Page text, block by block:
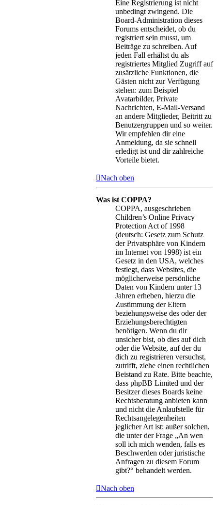
Eine Registrierung ist nicht
unbedingt zwingend. Die
Board-Administration dieses
Forums entscheidet, ob du
registriert sein musst, um
Beiträge zu schreiben. Auf
jeden Fall erhältst du als
registriertes Mitglied Zugriff auf
zusätzliche Funktionen, die
Gästen nicht zur Verfügung
stehen: zum Beispiel
Avatarbilder, Private
Nachrichten, E-Mail-Versand
an andere Mitglieder, Beitritt zu
Benutzergruppen und so weiter.
Wir empfehlen dir eine
Anmeldung, da sie schnell
erledigt ist und dir zahlreiche
Vorteile bietet.
Nach oben
Was ist COPPA?
COPPA, ausgeschrieben
Children’s Online Privacy
Protection Act of 1998
(deutsch: Gesetz zum Schutz
der Privatsphäre von Kindern
im Internet von 1998) ist ein
Gesetz in den USA, welches
festlegt, dass Websites, die
möglicherweise persönliche
Daten von Kindern unter 13
Jahren erheben, hierzu die
Zustimmung der Eltern
beziehungsweise des oder der
Erziehungsberechtigten
benötigen. Wenn du dir
unsicher bist, ob dies auf dich
oder die Website, auf der du
dich zu registrieren versuchst,
zutrifft, ziehe einen rechtlichen
Beistand zu Rate. Bitte beachte,
dass phpBB Limited und der
Besitzer dieses Boards keine
Rechtsberatung anbieten kann
und nicht die Anlaufstelle für
Rechtsangelegenheiten
jeglicher Art ist; außer solchen,
die unter der Frage „An wen
soll ich mich wenden, falls es
Beschwerden oder juristische
Anfragen zu diesem Forum
gibt?“ behandelt werden.
Nach oben